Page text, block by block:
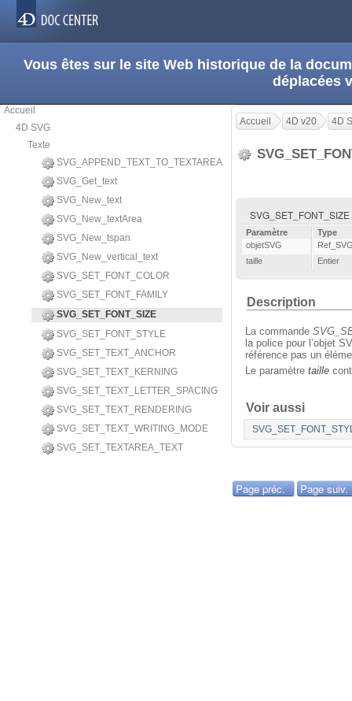
Vous êtes sur le site Web historique de la
déplacées
Accueil
4D SVG
Texte
SVG_APPEND_TEXT_TO_TEXTAREA
SVG_Get_text
SVG_New_text
SVG_New_textArea
SVG_New_tspan
SVG_New_vertical_text
SVG_SET_FONT_COLOR
SVG_SET_FONT_FAMILY
SVG_SET_FONT_SIZE
SVG_SET_FONT_STYLE
SVG_SET_TEXT_ANCHOR
SVG_SET_TEXT_KERNING
SVG_SET_TEXT_LETTER_SPACING
SVG_SET_TEXT_RENDERING
SVG_SET_TEXT_WRITING_MODE
SVG_SET_TEXTAREA_TEXT
Accueil 4D v20 4D
Paramètre
Type
objetSVG
taille
Entier
Description
La commande
la police pour l’objet
référence pas un
Le paramètre taille
Voir aussi
Page préc. Page suiv.